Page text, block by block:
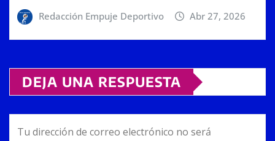
Redacción Empuje Deportivo Abr 27, 2026
DEJA UNA RESPUESTA
Tu dirección de correo electrónico no será